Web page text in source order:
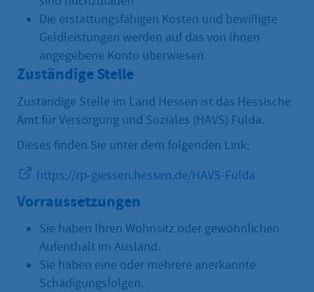
Die erstattungsfähigen Kosten und bewilligte
Geldleistungen werden auf das von Ihnen
angegebene Konto überwiesen.
Zuständige Stelle
Zuständige Stelle im Land Hessen ist das Hessische
Amt für Versorgung und Soziales (HAVS) Fulda.
Dieses finden Sie unter dem folgenden Link:
https://rp-giessen.hessen.de/HAVS-Fulda
Vorraussetzungen
Sie haben Ihren Wohnsitz oder gewöhnlichen
Aufenthalt im Ausland.
Sie haben eine oder mehrere anerkannte
Schädigungsfolgen.